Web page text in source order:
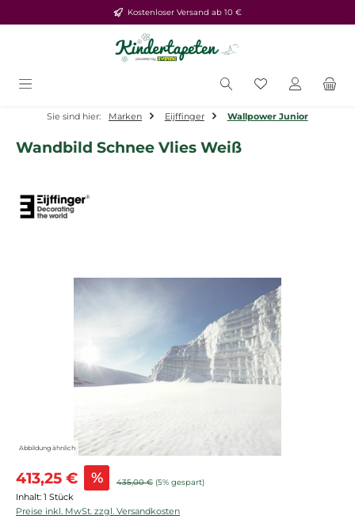
Zum Hauptinhalt springenKostenloser Versand ab 10 €
Du hast 0
Sie sind hier: Marken Eijffinger Wallpower Junior
Wandbild Schnee Vlies Weiß
Abbildung ähnlich
Verkaufspreis:
413,25 € % Regulärer Preis:
435,00 € (5% gespart)
Inhalt: 1 Stück
Preise inkl. MwSt. zzgl. Versandkosten